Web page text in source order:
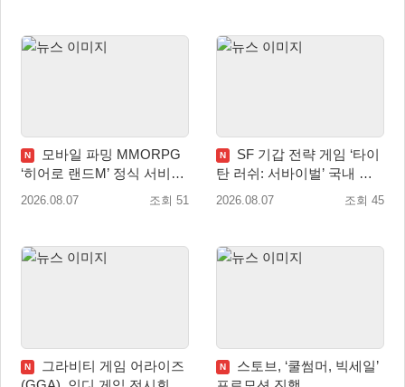
N
모바일 파밍 MMORPG
‘히어로 랜드M’ 정식 서비스
돌입
2026.08.07 조회 51
N
SF 기갑 전략 게임 ‘타이
탄 러쉬: 서바이벌’ 국내 정
식 출시
2026.08.07 조회 45
N
그라비티 게임 어라이즈
N
스토브, ‘쿨썸머, 빅세일’